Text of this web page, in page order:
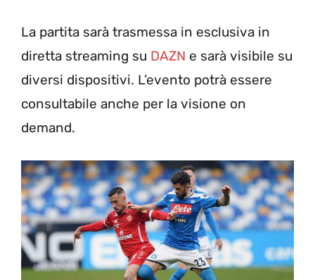
La partita sarà trasmessa in esclusiva in
diretta streaming su DAZN e sarà visibile su
diversi dispositivi. L’evento potrà essere
consultabile anche per la visione on
demand.